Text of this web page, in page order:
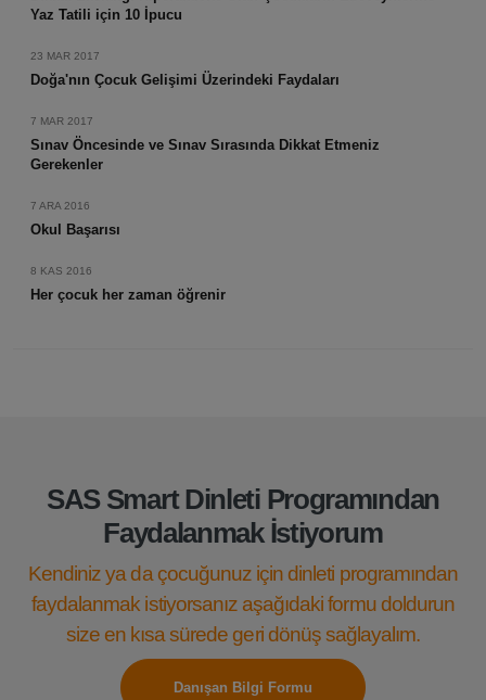
Yaz Tatili için 10 İpucu
23 MAR 2017
Doğa'nın Çocuk Gelişimi Üzerindeki Faydaları
7 MAR 2017
Sınav Öncesinde ve Sınav Sırasında Dikkat Etmeniz
Gerekenler
7 ARA 2016
Okul Başarısı
8 KAS 2016
Her çocuk her zaman öğrenir
SAS Smart Dinleti Programından
Faydalanmak İstiyorum
Kendiniz ya da çocuğunuz için dinleti programından
faydalanmak istiyorsanız aşağıdaki formu doldurun
size en kısa sürede geri dönüş sağlayalım.
Danışan Bilgi Formu